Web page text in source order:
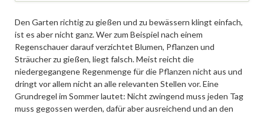
Den Garten richtig zu gießen und zu bewässern klingt einfach,
ist es aber nicht ganz. Wer zum Beispiel nach einem
Regenschauer darauf verzichtet Blumen, Pflanzen und
Sträucher zu gießen, liegt falsch. Meist reicht die
niedergegangene Regenmenge für die Pflanzen nicht aus und
dringt vor allem nicht an alle relevanten Stellen vor. Eine
Grundregel im Sommer lautet: Nicht zwingend muss jeden Tag
muss gegossen werden, dafür aber ausreichend und an den